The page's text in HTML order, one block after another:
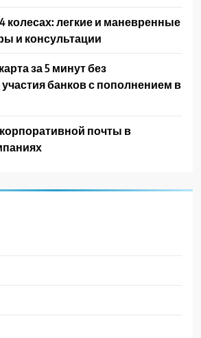
колесах: легкие и маневренные
и консультации
за 5 минут без
банков с пополнением в
почты в